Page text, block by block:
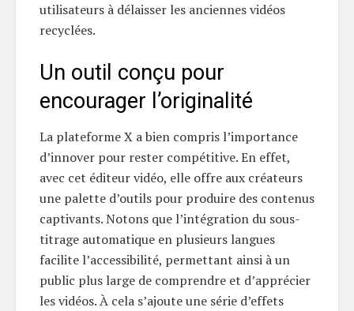
utilisateurs à délaisser les anciennes vidéos
recyclées.
Un outil conçu pour
encourager l’originalité
La plateforme X a bien compris l’importance
d’innover pour rester compétitive. En effet,
avec cet éditeur vidéo, elle offre aux créateurs
une palette d’outils pour produire des contenus
captivants. Notons que l’intégration du sous-
titrage automatique en plusieurs langues
facilite l’accessibilité, permettant ainsi à un
public plus large de comprendre et d’apprécier
les vidéos. À cela s’ajoute une série d’effets